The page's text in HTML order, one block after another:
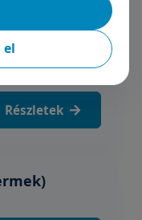
Részletek
el